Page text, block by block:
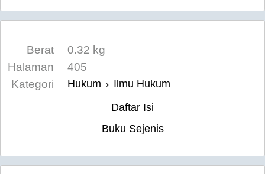
Berat
0.32 kg
Halaman
405
Kategori
Hukum › Ilmu Hukum
Daftar Isi
Buku Sejenis